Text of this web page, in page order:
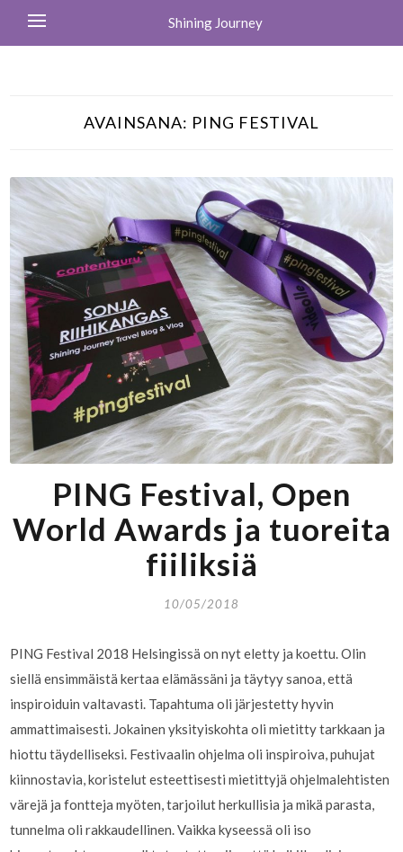
Shining Journey
AVAINSANA: PING FESTIVAL
PING Festival, Open
World Awards ja tuoreita
fiiliksiä
10/05/2018
PING Festival 2018 Helsingissä on nyt eletty ja koettu. Olin
siellä ensimmäistä kertaa elämässäni ja täytyy sanoa, että
inspiroiduin valtavasti. Tapahtuma oli järjestetty hyvin
ammattimaisesti. Jokainen yksityiskohta oli mietitty tarkkaan ja
hiottu täydelliseksi. Festivaalin ohjelma oli inspiroiva, puhujat
kiinnostavia, koristelut esteettisesti mietittyjä ohjelmalehtisten
värejä ja fontteja myöten, tarjoilut herkullisia ja mikä parasta,
tunnelma oli rakkaudellinen. Vaikka kyseessä oli iso